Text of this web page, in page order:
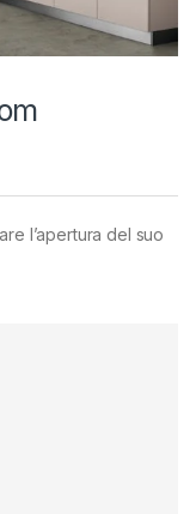
l’apertura del suo